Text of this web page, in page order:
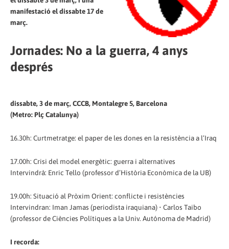
manifestació el dissabte 17 de
març.
Jornades: No a la guerra, 4 anys
després
dissabte, 3 de març, CCCB, Montalegre 5, Barcelona
(Metro: Plç Catalunya)
16.30h: Curtmetratge: el paper de les dones en la resistència a l’Iraq
17.00h: Crisi del model energètic: guerra i alternatives
Intervindrà: Enric Tello (professor d’Història Econòmica de la UB)
19.00h: Situació al Pròxim Orient: conflicte i resistències
Intervindran: Iman Jamas (periodista iraquiana) • Carlos Taibo
(professor de Ciències Polítiques a la Univ. Autónoma de Madrid)
I recorda: